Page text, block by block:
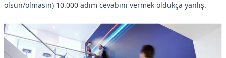
olsun/olmasın) 10.000 adım cevabını vermek oldukça yanlış.